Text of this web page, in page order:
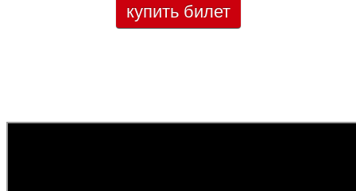
купить билет